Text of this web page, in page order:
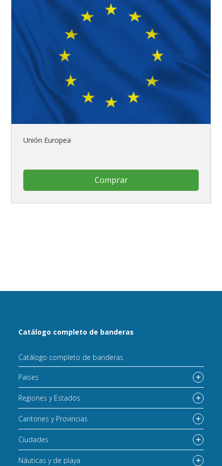
Unión Europea
Comprar
Catálogo completo de banderas
Catálogo completo de banderas
Paises
Regiones y Estados
Cantones y Provincias
Ciudades
Náuticas y de playa